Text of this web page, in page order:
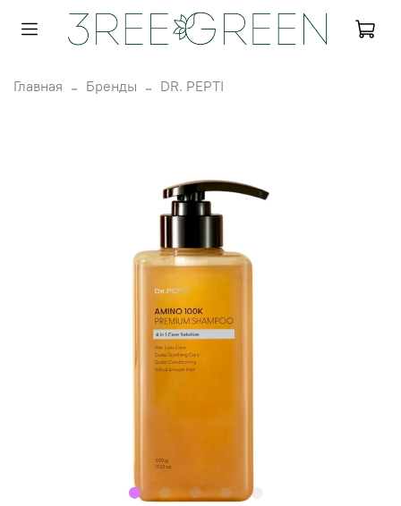
Главная Бренды DR. PEPTI